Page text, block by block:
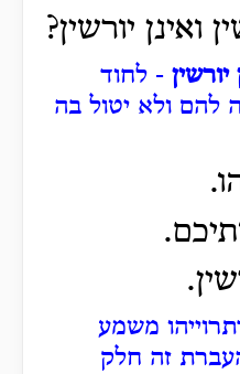
ואינן יורשין?
- לחוד
להם ולא יטול בה
משמע
זה חלק